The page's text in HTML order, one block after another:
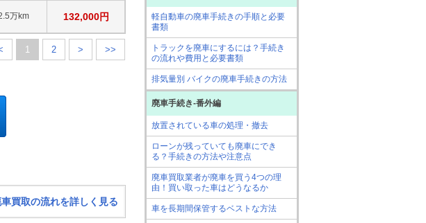
万km 132,000円
1 2 > >>
車買取の流れを詳しく見る
軽自動車の廃車手続きの手順と必要
書類
トラックを廃車にするには？手続き
の流れや費用と必要書類
排気量別 バイクの廃車手続きの方法
廃車手続き-番外編
放置されている車の処理・撤去
ローンが残っていても廃車にでき
る？手続きの方法や注意点
廃車買取業者が廃車を買う4つの理
由！買い取った車はどうなるか
車を長期間保管するベストな方法